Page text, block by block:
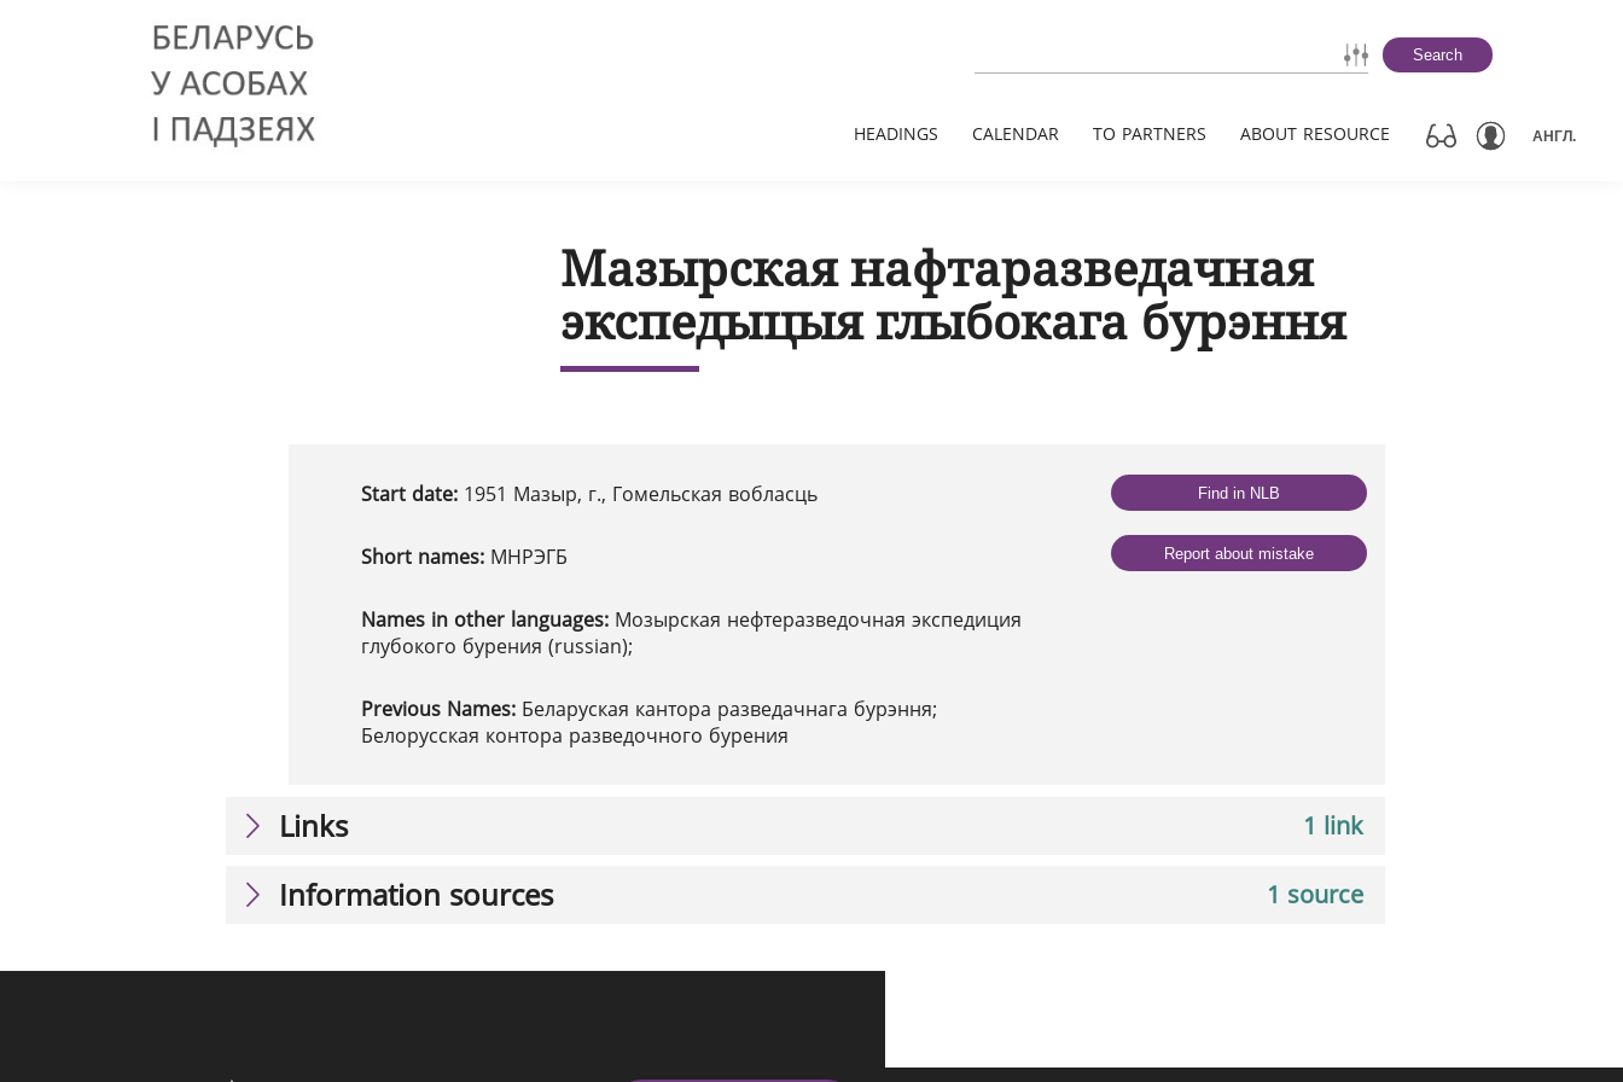
Search
HEADINGS CALENDAR TO PARTNERS ABOUT RESOURCE АНГЛ.
Мазырская нафтаразведачная
экспедыцыя глыбокага бурэння
Start date: 1951 Мазыр, г., Гомельская вобласць
Short names: МНРЭГБ
Names in other languages: Мозырская нефтеразведочная экспедиция
глубокого бурения (russian);
Previous Names: Беларуская кантора разведачнага бурэння;
Белорусская контора разведочного бурения
Find in NLB
Report about mistake
1 link
Links
1 source
Information sources